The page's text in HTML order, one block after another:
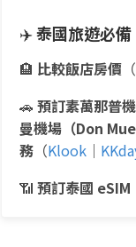
✈️泰國旅遊必備
🏨 比較飯店房價 （
🚗 預訂素萬那普
曼機場（Don
務 （Klook ｜
📶 預訂泰國